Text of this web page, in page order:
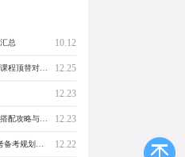
总 10.12
12.25
12.23
12.23
12.22